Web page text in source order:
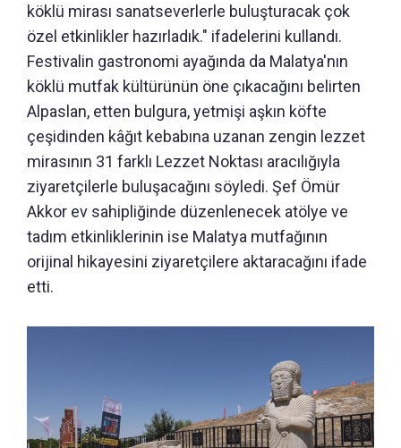
köklü mirası sanatseverlerle buluşturacak çok
özel etkinlikler hazırladık." ifadelerini kullandı.
Festivalin gastronomi ayağında da Malatya'nın
köklü mutfak kültürünün öne çıkacağını belirten
Alpaslan, etten bulgura, yetmişi aşkın köfte
çeşidinden kâğıt kebabına uzanan zengin lezzet
mirasının 31 farklı Lezzet Noktası aracılığıyla
ziyaretçilerle buluşacağını söyledi. Şef Ömür
Akkor ev sahipliğinde düzenlenecek atölye ve
tadım etkinliklerinin ise Malatya mutfağının
orijinal hikayesini ziyaretçilere aktaracağını ifade
etti.